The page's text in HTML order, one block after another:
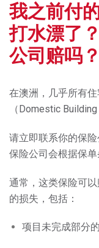
我之前付
打水漂了
公司赔吗？
在澳洲，几乎所有
（Domestic Building
请立即联系你的保
保险公司会根据保单
通常，这类保险可
的损失，包括：
项目未完成部分